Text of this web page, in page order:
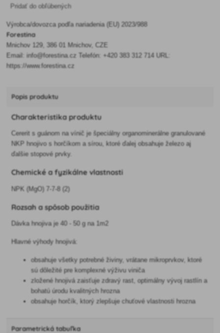
Pridať do obľúbených
Výrobca/dovozca podľa nariadenia (EU) 2023/988
Forestina
Mnichov 129, 386 01 Mnichov, CZE
Email: info@forestina.cz Telefón: +420 383 312 714 URL:
https://www.forestina.cz
Popis produktu
Charakteristika produktu
Cererit s guánom na vínič je špeciálny organominerálne granulované
NKP hnojivo s horčíkom a sírou, ktoré ďalej obsahuje železo aj
ďalšie stopové prvky.
Chemické a fyzikálne vlastnosti
NPK (MgO) 7-7-8 (2)
Rozsah a spôsob použitia
Dávka hnojiva je 40 - 50 g na 1m2
Hlavné výhody hnojivá:
obsahuje všetky potrebné živiny, vrátane mikroprvkov, ktoré
sú dôležité pre komplexné výživu viniča
zložené hnojivá zaisťuje zdravý rast, optimálny vývoj rastlín a
bohatú úrodu kvalitných hrozna
obsahuje horčík, ktorý zlepšuje chuťové vlastnosti hrozna
Parametrická tabuľka